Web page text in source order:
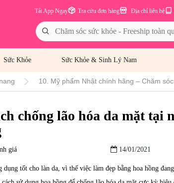
Địa chỉ liên hệ
Tra cứu đơn hàng
Tải App Ngay
Sức Khỏe Sức Khỏe & Sinh Lý Nam
10. Mỹ phẩm Nhật chính hãng – Chăm
chống lão hóa da mặt tại
giá 14/01/2021
dụng tốt cho làn da, vì thế việc làm đẹp bằng hoa hồng